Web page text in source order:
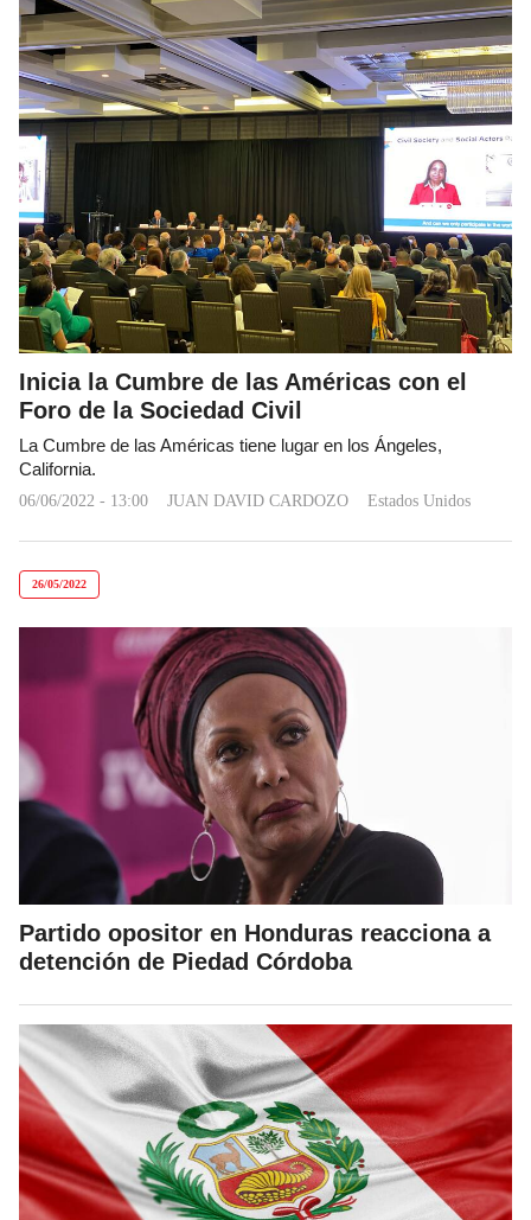
Inicia la Cumbre de las Américas con el
Foro de la Sociedad Civil
La Cumbre de las Américas tiene lugar en los Ángeles,
California.
06/06/2022 - 13:00 JUAN DAVID CARDOZO Estados Unidos
26/05/2022
Partido opositor en Honduras reacciona a
detención de Piedad Córdoba